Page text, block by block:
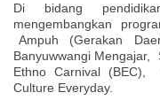
Di bidang
mengembangkan
Ampuh (Gerakan
Banyuwwangi
Ethno Carnival (BEC),
Culture Everyday.